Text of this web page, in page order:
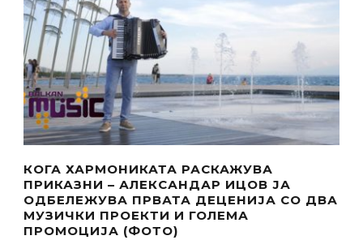
КОГА ХАРМОНИКАТА РАСКАЖУВА
ПРИКАЗНИ – АЛЕКСАНДАР ИЦОВ ЈА
ОДБЕЛЕЖУВА ПРВАТА ДЕЦЕНИЈА СО ДВА
МУЗИЧКИ ПРОЕКТИ И ГОЛЕМА
ПРОМОЦИЈА (ФОТО)